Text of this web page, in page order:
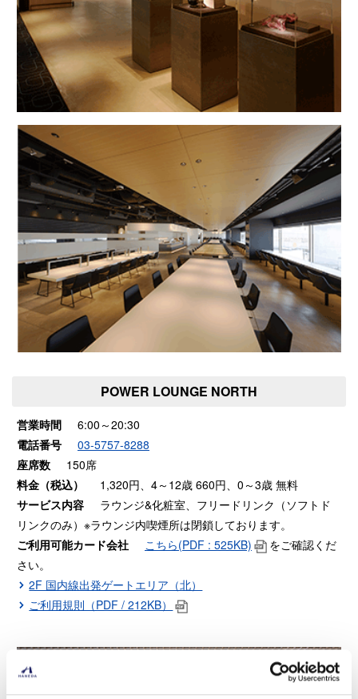
POWER LOUNGE NORTH
営業時間
6:00～20:30
電話番号
03-5757-8288
座席数
150席
料金（税込）
1,320円、4～12歳 660円、0～3歳 無料
サービス内容
ラウンジ&化粧室、フリードリンク（ソフトド
リンクのみ）※ラウンジ内喫煙所は閉鎖しております。
ご利用可能カード会社
こちら(PDF : 525KB)
をご確認くだ
さい。
2F 国内線出発ゲートエリア（北）
ご利用規則（PDF / 212KB）